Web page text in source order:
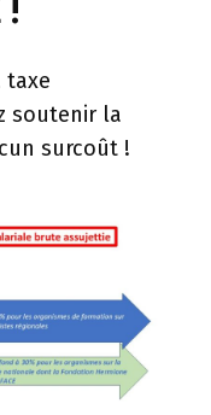
!
taxe
soutenir la
surcoût !